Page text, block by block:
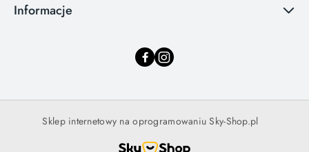
Informacje
Sklep internetowy na oprogramowaniu Sky-Shop.pl